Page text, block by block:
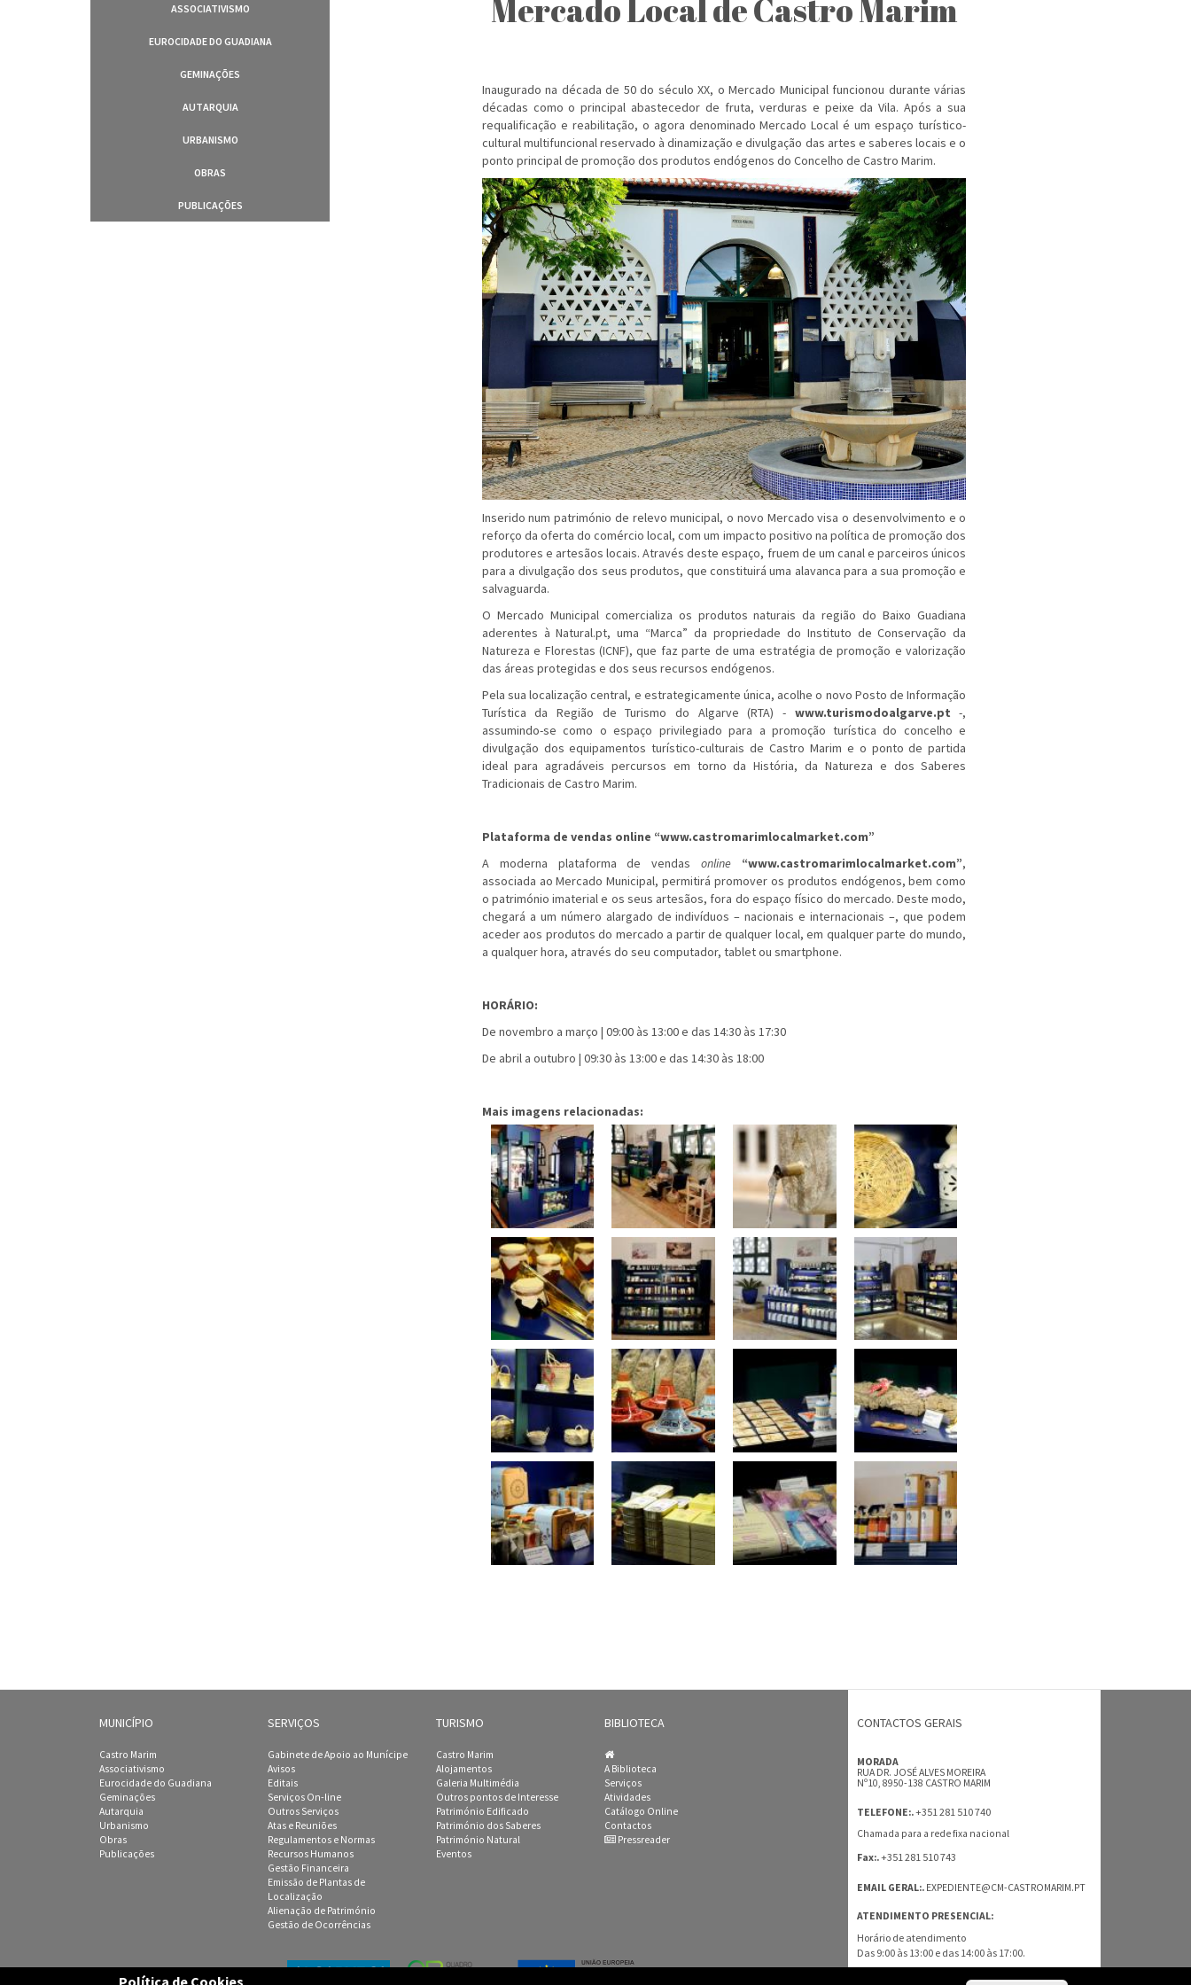
ASSOCIATIVISMO
EUROCIDADE DO GUADIANA
GEMINAÇÕES
AUTARQUIA
URBANISMO
OBRAS
PUBLICAÇÕES
Mercado Local de Castro Marim
Inaugurado na década de 50 do século XX, o Mercado Municipal funcionou durante várias
décadas como o principal abastecedor de fruta, verduras e peixe da Vila. Após a sua
requalificação e reabilitação, o agora denominado Mercado Local é um espaço turístico-
cultural multifuncional reservado à dinamização e divulgação das artes e saberes locais e o
ponto principal de promoção dos produtos endógenos do Concelho de Castro Marim.
Inserido num património de relevo municipal, o novo Mercado visa o desenvolvimento e o
reforço da oferta do comércio local, com um impacto positivo na política de promoção dos
produtores e artesãos locais. Através deste espaço, fruem de um canal e parceiros únicos
para a divulgação dos seus produtos, que constituirá uma alavanca para a sua promoção e
salvaguarda.
O Mercado Municipal comercializa os produtos naturais da região do Baixo Guadiana
aderentes à Natural.pt, uma “Marca” da propriedade do Instituto de Conservação da
Natureza e Florestas (ICNF), que faz parte de uma estratégia de promoção e valorização
das áreas protegidas e dos seus recursos endógenos.
Pela sua localização central, e estrategicamente única, acolhe o novo Posto de Informação
Turística da Região de Turismo do Algarve (RTA) - www.turismodoalgarve.pt -,
assumindo-se como o espaço privilegiado para a promoção turística do concelho e
divulgação dos equipamentos turístico-culturais de Castro Marim e o ponto de partida
ideal para agradáveis percursos em torno da História, da Natureza e dos Saberes
Tradicionais de Castro Marim.
Plataforma de vendas online “www.castromarimlocalmarket.com”
A moderna plataforma de vendasonline “www.castromarimlocalmarket.com”,
associada ao Mercado Municipal, permitirá promover os produtos endógenos, bem como
o património imaterial e os seus artesãos, fora do espaço físico do mercado. Deste modo,
chegará a um número alargado de indivíduos – nacionais e internacionais –, que podem
aceder aos produtos do mercado a partir de qualquer local, em qualquer parte do mundo,
a qualquer hora, através do seu computador, tablet ou smartphone.
HORÁRIO:
De novembro a março | 09:00 às 13:00 e das 14:30 às 17:30
De abril a outubro | 09:30 às 13:00 e das 14:30 às 18:00
Mais imagens relacionadas:
MUNICÍPIO
Castro Marim
Associativismo
Eurocidade do Guadiana
Geminações
Autarquia
Urbanismo
Obras
Publicações
SERVIÇOS
Gabinete de Apoio ao Munícipe
Avisos
Editais
Serviços On-line
Outros Serviços
Atas e Reuniões
Regulamentos e Normas
Recursos Humanos
Gestão Financeira
Emissão de Plantas de
Localização
Alienação de Património
Gestão de Ocorrências
TURISMO
Castro Marim
Alojamentos
Galeria Multimédia
Outros pontos de Interesse
Património Edificado
Património dos Saberes
Património Natural
Eventos
BIBLIOTECA
A Biblioteca
Serviços
Atividades
Catálogo Online
Contactos
Pressreader
CONTACTOS GERAIS
MORADA
RUA DR. JOSÉ ALVES MOREIRA
Nº10, 8950-138 CASTRO MARIM
TELEFONE:.+351 281 510 740
Chamada para a rede fixa nacional
Fax:.+351 281 510 743
EMAIL GERAL:. EXPEDIENTE@CM-CASTROMARIM.PT
ATENDIMENTO PRESENCIAL:
Horário de atendimento
Das 9:00 às 13:00 e das 14:00 às 17:00.
Política de Cookies